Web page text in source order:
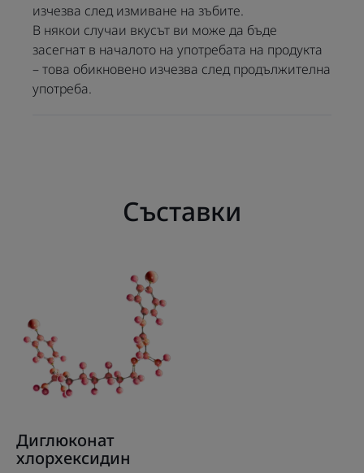
Ползи
• АНТИБАКТЕРИАЛНА с 0,10% хлорхексидин
диглюконат.
изчезва след измиване на зъбите.
В някои случаи вкусът ви може да бъде
засегнат в началото на употребата на продукта
– това обикновено изчезва след продължителна
употреба.
Съставки
Диглюконат
хлорхексидин